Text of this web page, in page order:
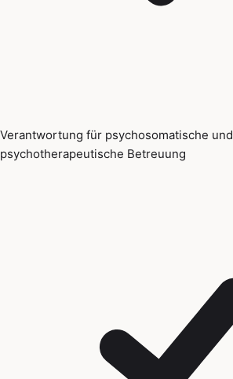
Verantwortung für psychosomatische und
psychotherapeutische Betreuung